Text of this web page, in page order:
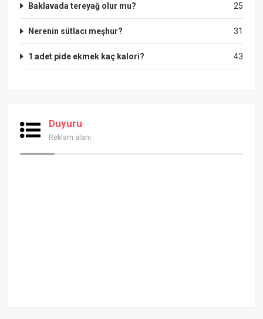
25
Baklavada tereyağ olur mu?
31
Nerenin sütlacı meşhur?
43
1 adet pide ekmek kaç kalori?
Duyuru
Reklam alanı